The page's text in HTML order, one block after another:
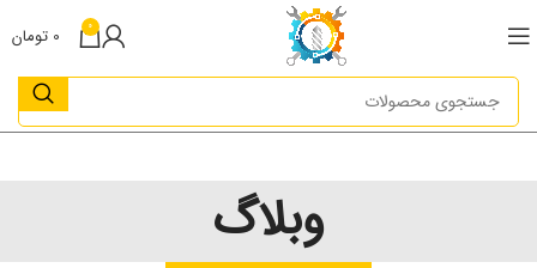
0
0 تومان
وبلاگ